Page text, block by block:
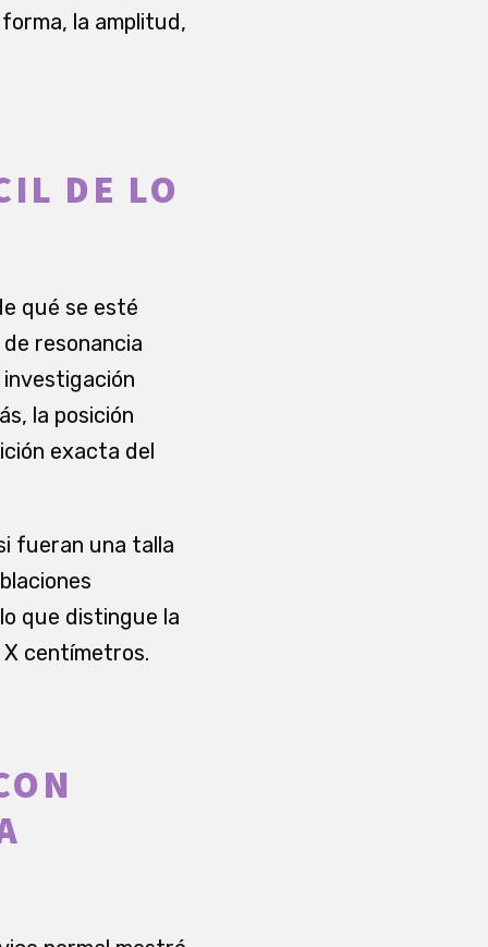
la amplitud,
DE LO
qué se esté
resonancia
la posición
exacta del
fueran una talla
que distingue la
centímetros.